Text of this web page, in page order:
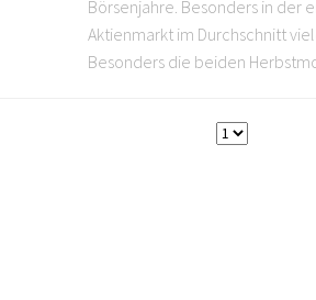
Börsenjahre. Besonders in der
Aktienmarkt im Durchschnitt
Besonders die beiden